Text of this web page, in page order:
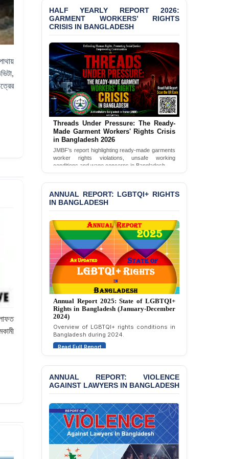
,
Selim in Cumilla
PRESS RELEASE: JMBF
Releases State of
LGBTQI+ Rights in
Bangladesh 2026
BANGLADESH ALERT:
JMBF Condemns Police
‘Special Directive’ on
Politically Motivated
Shown Arrests
PRESS RELEASE: JMBF
Releases 2024 Annual
Report on the State of
LGBTQI+ Rights in
JMBF Deeply Concerned
and Strongly Condemns
Chowdhury in Police
Custody at Chakaria
Police Station, Cox’s
Bazar
BANGLADESH: JMBF
Strongly Condemns
Politically Motivated
Attempted Murder Case
Against 14 Lawyers and 7
JOINT STATEMENT:
Condemning Politically
Motivated Exclusion,
Intimidation, and
Interference in the
Democratic Governance
of the Legal Profession in
Bangladesh
BANGLADESH ALERT:
Dismissal of Two
University Teachers on
Allegations of
GARMENT WORKERS’ RIGHTS
CRISIS IN BANGLADESH
Threads Under Pressure: The Ready-
Made Garment Workers' Rights Crisis
in Bangladesh 2026
JMBF's report highlighting ready-made garments
conditions and wage concerns in Bangladesh.
Read Full Report
ANNUAL REPORT: LGBTQI+ RIGHTS
IN BANGLADESH
Annual Report 2024: State of LGBTQI+
Rights in Bangladesh (January-December
2023)
Assessment of LGBTQI+ rights in
Bangladesh during 2023.
Read Full Report
ANNUAL REPORT: VIOLENCE
AGAINST LAWYERS IN BANGLADESH
JMBF Report 2025: Crackdown Against